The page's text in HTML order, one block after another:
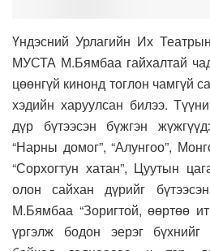
Үндэсний Урлагийн Их
МУСТА М.Бямбаа гайхалтай
цөөнгүй кинонд тоглон чамгүй
хэдийн харуулсан билээ.
дүр бүтээсэн бүжгэн
“Нарны домог”, “Алунгоо”,
“Сорхогтун хатан”, Цуутын
олон сайхан дүрийг
М.Бямбаа “Зоригтой, өөртөө
үргэлж бодон эерэг бүхнийг